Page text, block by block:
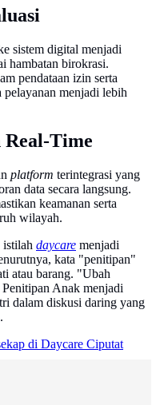
sistem digital menjadi
hambatan birokrasi.
pendataan izin serta
menjadi lebih
Real-Time
platform terintegrasi yang
data secara langsung.
keamanan serta
wilayah.
istilah daycare menjadi
kata "penitipan"
atau barang. "Ubah
Penitipan Anak menjadi
dalam diskusi daring yang
di Daycare Ciputat